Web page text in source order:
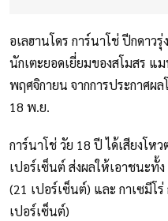
อเลฮานโดร การ์นาโช่ ปีกดาว
นักเตะยอดเยี่ยมของสโมสร แ
พฤศจิกายน จากการประกาศผ
18 พ.ย.
การ์นาโช่ วัย 18 ปี ได้เสียงโ
เปอร์เซ็นต์ ส่งผลให้เอาชนะทั้
(21 เปอร์เซ็นต์) และ กาเซมีโ
เปอร์เซ็นต์)